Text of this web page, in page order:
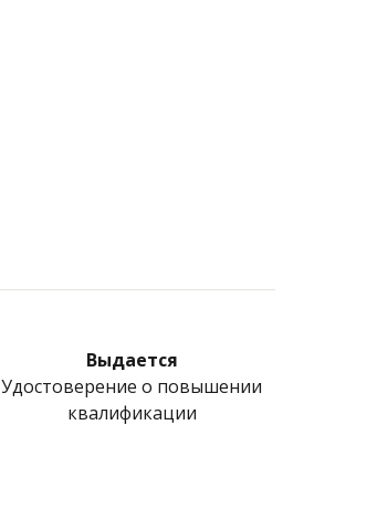
Выдается
Удостоверение о повышении
квалификации